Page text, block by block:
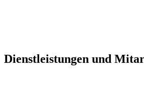
Dienstleistungen und